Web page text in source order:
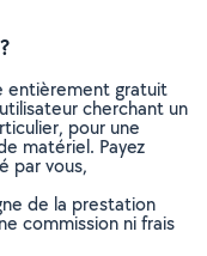
entièrement gratuit
cherchant un
pour une
matériel. Payez
par vous,
de la prestation
commission ni frais